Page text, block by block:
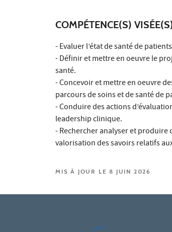
COMPÉTENCE(S)
- Evaluer l’état de santé de
- Définir et mettre en oeuvre le
santé.
- Concevoir et mettre en oeuvre
parcours de soins et de santé de
- Conduire des actions
leadership clinique.
- Rechercher analyser et
valorisation des savoirs relatifs
MIS À JOUR LE 8 JUIN 2026